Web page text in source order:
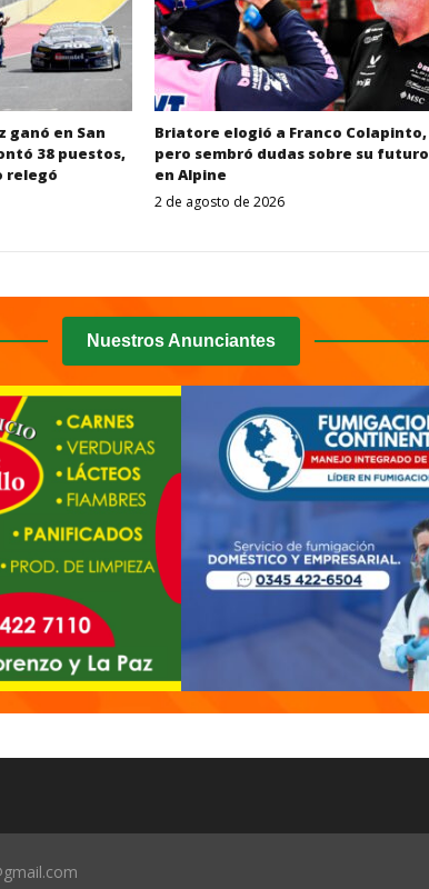
ganó en San
38 puestos,
relegó
Briatore elogió a Franco Colapinto,
pero sembró dudas sobre su futuro
en Alpine
2 de agosto de 2026
Nuestros Anunciantes